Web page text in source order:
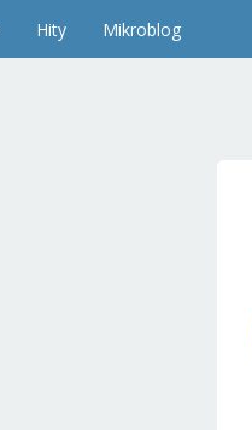
Hity Mikroblog